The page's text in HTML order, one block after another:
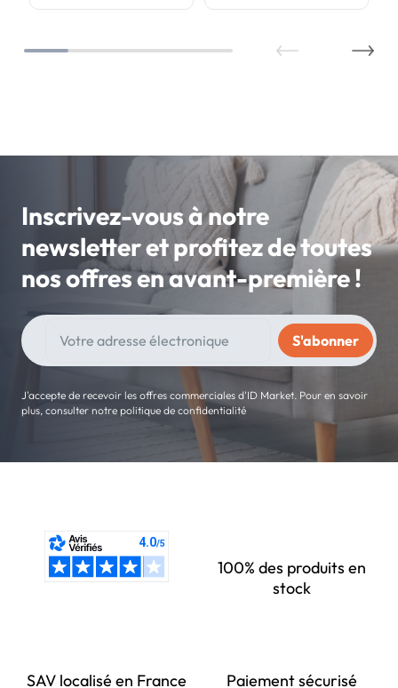
Inscrivez-vous à notre
newsletter et profitez de toutes
nos offres en avant-première !
J'accepte de recevoir les offres commerciales d'ID Market. Pour en savoir
plus, consulter notre politique de confidentialité
100% des produits en
stock
SAV localisé en France Paiement sécurisé